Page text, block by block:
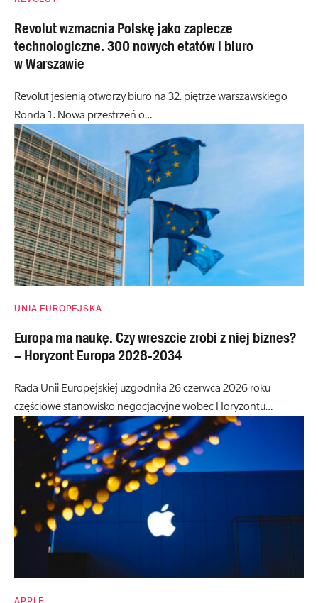
Revolut wzmacnia Polskę jako zaplecze
technologiczne. 300 nowych etatów i biuro
w Warszawie
Revolut jesienią otworzy biuro na 32. piętrze warszawskiego
Ronda 1. Nowa przestrzeń o…
UNIA EUROPEJSKA
Europa ma naukę. Czy wreszcie zrobi z niej biznes?
– Horyzont Europa 2028-2034
Rada Unii Europejskiej uzgodniła 26 czerwca 2026 roku
częściowe stanowisko negocjacyjne wobec Horyzontu…